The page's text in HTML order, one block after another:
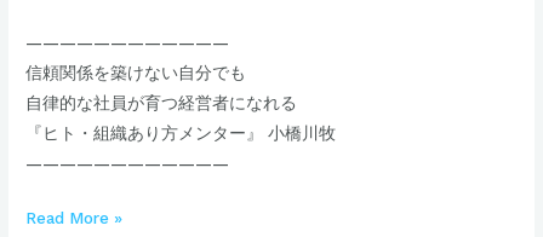
————————————
信頼関係を築けない自分でも
自律的な社員が育つ経営者になれる
『ヒト・組織あり方メンター』 小橋川牧
————————————
Read More »